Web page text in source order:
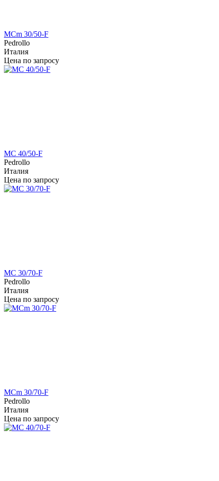
MCm 30/50-F
Pedrollo
Италия
Цена по запросу
MC 40/50-F
Pedrollo
Италия
Цена по запросу
MC 30/70-F
Pedrollo
Италия
Цена по запросу
MCm 30/70-F
Pedrollo
Италия
Цена по запросу